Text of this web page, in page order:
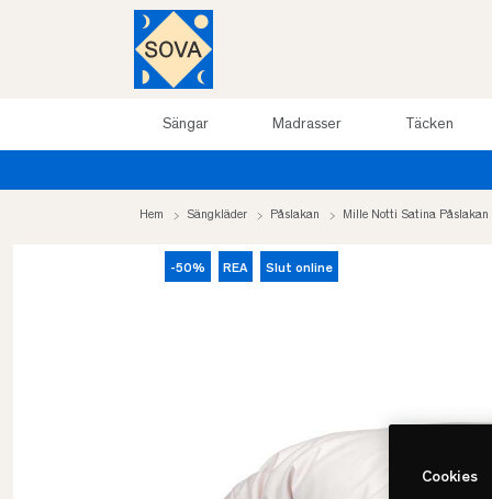
Sängar Madrasser Täcken
Hem Sängkläder Påslakan Mille Notti Satina Påslakan
-50% REA Slut online
Cookies